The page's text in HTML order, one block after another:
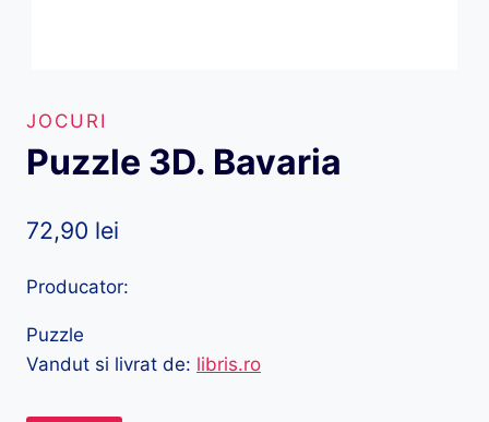
JOCURI
Puzzle 3D. Bavaria
72,90 lei
Producator:
Puzzle
Vandut si livrat de: libris.ro